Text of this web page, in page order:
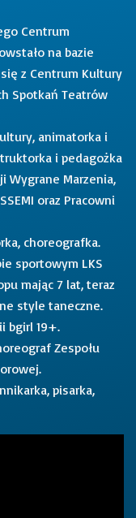
Centrum
na bazie
z Centrum Kultury
Spotkań Teatrów
animatorka i
i pedagożka
Wygrane Marzenia,
oraz Pracowni
choreografka.
sportowym LKS
mając 7 lat, teraz
style taneczne.
bgirl 19+.
Zespołu
pisarka,